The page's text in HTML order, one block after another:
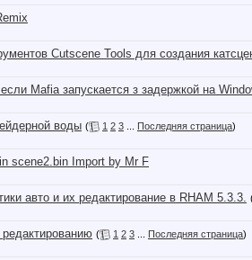
Cutscene Tools для создания
Mafia запускается з задержкой на
воды ( 1 2 3 Последняя страница)
scene2.bin Import by Mr F
авто и их редактирование в RHAM 5.3.3.
( 1 2 3 Последняя страница)